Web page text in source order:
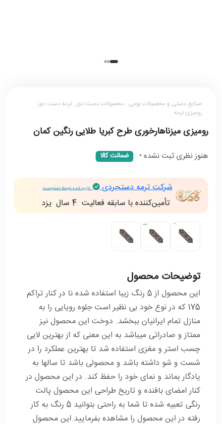
صنایع دستی و محصولات بومی . محصولات دست دوز . ترمه دست دوز .
رومیزی ترمه
رومیزی میزناهارخوری طرح کبریا طلایی رنگین کمان
هنوز نظری ثبت نشده • ضمانت کالا
شرکت ترمه دستجردی تایید شده توسط دستودست
تأمین‌کننده با سابقه فعالیت 4 سال يزد
توضیحات محصول
این محصول از 5 رنگ زیبا استفاده شده نا در کنار تراکم
175 که در نوع خود بی نظیر است جلوه رویایی را به
منازل تمام ایرانیان ببخشد. دوخت این محصول نیز
ممتاز و صادراتی میباشد به این معنی که از بهترین لایی
چسب استر و مغزی استفاده شد تا بهترین عملکرد را در
شست و شو داشته باشد و محصولی باشد تا سالها به
یادگار بماند و نمای خود را حفظ کند. در این محصول در
کنار امضای بافنده و تاریخ طراحی این محصول پالت
رنگی تعبیه شده تا شما به راحتی بتوانید 5 رنگ به کار
رفته در این محصول را مشاهده بفرمایید.این محصول